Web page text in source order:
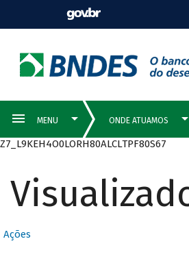
Z7_L9KEH4O0LORH80ALCLTPF80S67
Ações